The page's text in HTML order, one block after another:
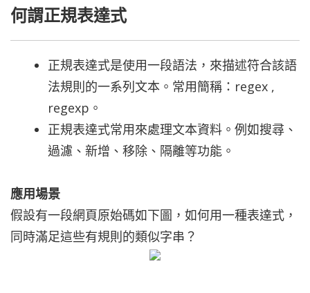
何謂正規表達式
正規表達式是使用一段語法，來描述符合該語
法規則的一系列文本。常用簡稱：regex ,
regexp。
正規表達式常用來處理文本資料。例如搜尋、
過濾、新增、移除、隔離等功能。
應用場景
假設有一段網頁原始碼如下圖，如何用一種表達式，
同時滿足這些有規則的類似字串？